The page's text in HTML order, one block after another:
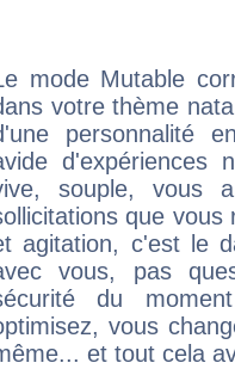
mode Mutable
votre thème
personnalité
d'expériences
souple, vous
que vous
agitation, c'est le
vous, pas
du
vous
et tout cela